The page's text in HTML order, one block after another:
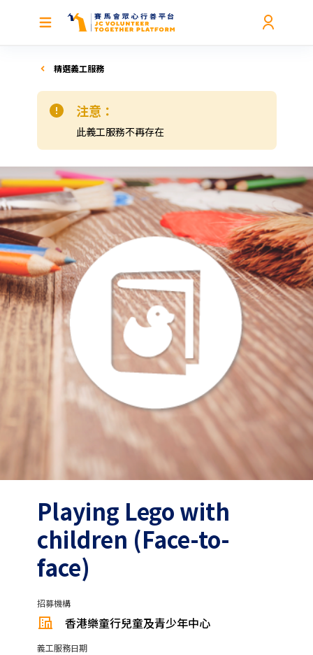
精選義工服務
注意：
此義工服務不再存在
Playing Lego with
children (Face-to-
face)
招募機構
香港樂童行兒童及青少年中心
義工服務日期